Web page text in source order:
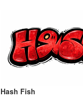
Hash Fish